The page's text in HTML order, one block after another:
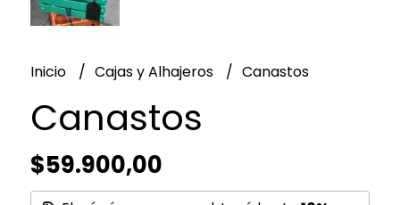
Inicio Cajas y Alhajeros Canastos
Canastos
$59.900,00